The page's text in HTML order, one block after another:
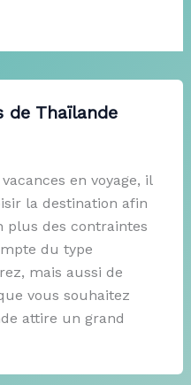
de Thaïlande
en voyage, il
la destination afin
plus des contraintes
du type
mais aussi de
vous souhaitez
attire un grand